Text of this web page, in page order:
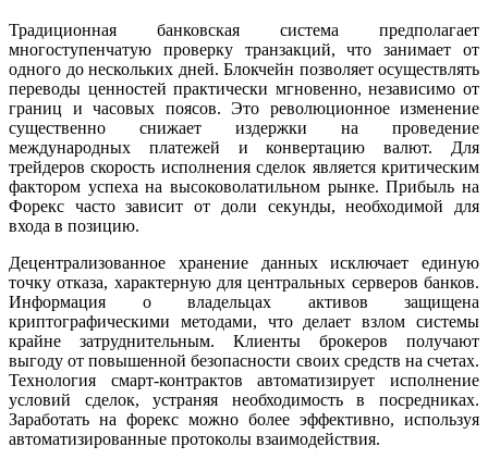
Традиционная банковская система предполагает
многоступенчатую проверку транзакций, что занимает от
одного до нескольких дней. Блокчейн позволяет осуществлять
переводы ценностей практически мгновенно, независимо от
границ и часовых поясов. Это революционное изменение
существенно снижает издержки на проведение
международных платежей и конвертацию валют. Для
трейдеров скорость исполнения сделок является критическим
фактором успеха на высоковолатильном рынке. Прибыль на
Форекс часто зависит от доли секунды, необходимой для
входа в позицию.
Децентрализованное хранение данных исключает единую
точку отказа, характерную для центральных серверов банков.
Информация о владельцах активов защищена
криптографическими методами, что делает взлом системы
крайне затруднительным. Клиенты брокеров получают
выгоду от повышенной безопасности своих средств на счетах.
Технология смарт-контрактов автоматизирует исполнение
условий сделок, устраняя необходимость в посредниках.
Заработать на форекс можно более эффективно, используя
автоматизированные протоколы взаимодействия.